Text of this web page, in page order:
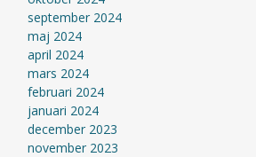
september 2024
maj 2024
april 2024
mars 2024
februari 2024
januari 2024
december 2023
november 2023